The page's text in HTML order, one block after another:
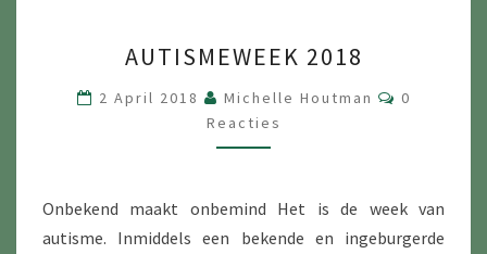
2018
AUTISMEWEEK 2018
2 April 2018 Michelle Houtman Reacties
0
Reacties
Onbekend maakt onbemind Het is de week van
autisme. Inmiddels een bekende en ingeburgerde